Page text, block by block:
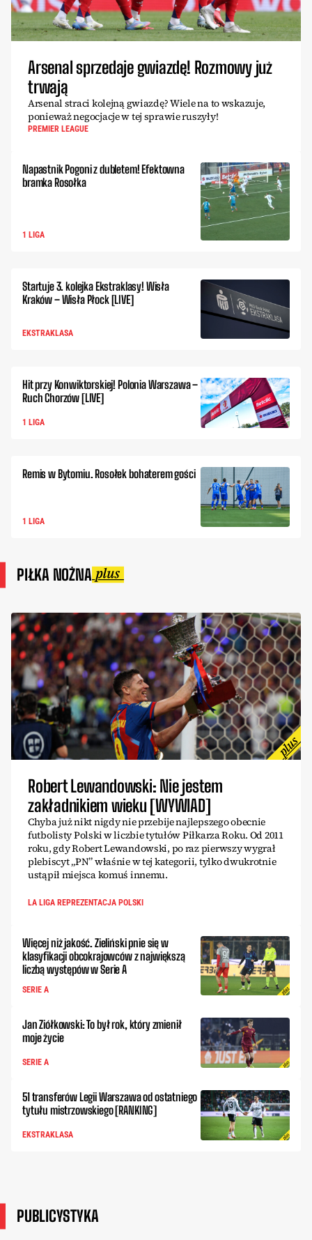
Arsenal sprzedaje gwiazdę! Rozmowy już
trwają
Arsenal straci kolejną gwiazdę? Wiele na to wskazuje,
ponieważ negocjacje w tej sprawie ruszyły!
PREMIER LEAGUE
Napastnik Pogoni z dubletem! Efektowna
bramka Rosołka
1 LIGA
Startuje 3. kolejka Ekstraklasy! Wisła
Kraków – Wisła Płock [LIVE]
EKSTRAKLASA
Hit przy Konwiktorskiej! Polonia Warszawa –
Ruch Chorzów [LIVE]
1 LIGA
Remis w Bytomiu. Rosołek bohaterem gości
1 LIGA
PIŁKA NOŻNA
Robert Lewandowski: Nie jestem
zakładnikiem wieku [WYWIAD]
Chyba już nikt nigdy nie przebije najlepszego obecnie
futbolisty Polski w liczbie tytułów Piłkarza Roku. Od 2011
roku, gdy Robert Lewandowski, po raz pierwszy wygrał
plebiscyt „PN” właśnie w tej kategorii, tylko dwukrotnie
ustąpił miejsca komuś innemu.
LA LIGA REPREZENTACJA POLSKI
Więcej niż jakość. Zieliński pnie się w
klasyfikacji obcokrajowców z największą
liczbą występów w Serie A
SERIE A
Jan Ziółkowski: To był rok, który zmienił
moje życie
SERIE A
51 transferów Legii Warszawa od ostatniego
tytułu mistrzowskiego [RANKING]
EKSTRAKLASA
PUBLICYSTYKA